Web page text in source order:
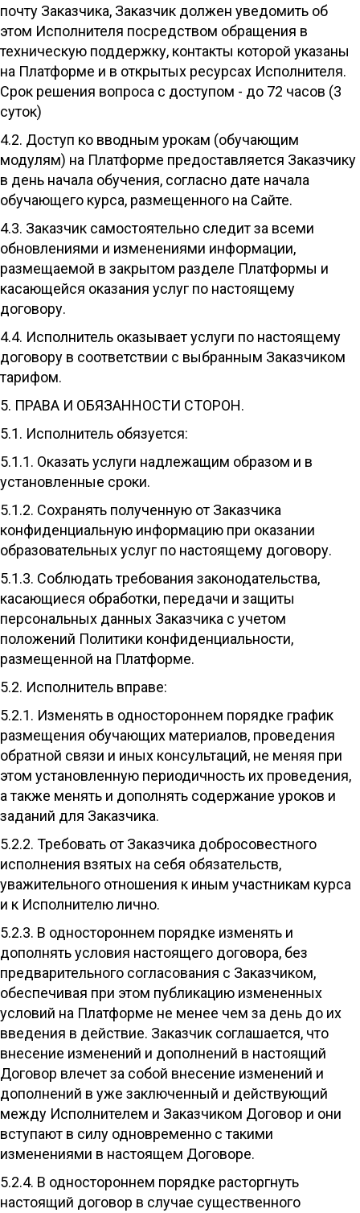
почту Заказчика, Заказчик должен уведомить об
этом Исполнителя посредством обращения в
техническую поддержку, контакты которой указаны
на Платформе и в открытых ресурсах Исполнителя.
Срок решения вопроса с доступом - до 72 часов (3
суток)
4.2. Доступ ко вводным урокам (обучающим
модулям) на Платформе предоставляется Заказчику
в день начала обучения, согласно дате начала
обучающего курса, размещенного на Сайте.
4.3. Заказчик самостоятельно следит за всеми
обновлениями и изменениями информации,
размещаемой в закрытом разделе Платформы и
касающейся оказания услуг по настоящему
договору.
4.4. Исполнитель оказывает услуги по настоящему
договору в соответствии с выбранным Заказчиком
тарифом.
5. ПРАВА И ОБЯЗАННОСТИ СТОРОН.
5.1. Исполнитель обязуется:
5.1.1. Оказать услуги надлежащим образом и в
установленные сроки.
5.1.2. Сохранять полученную от Заказчика
конфиденциальную информацию при оказании
образовательных услуг по настоящему договору.
5.1.3. Соблюдать требования законодательства,
касающиеся обработки, передачи и защиты
персональных данных Заказчика с учетом
положений Политики конфиденциальности,
размещенной на Платформе.
5.2. Исполнитель вправе:
5.2.1. Изменять в одностороннем порядке график
размещения обучающих материалов, проведения
обратной связи и иных консультаций, не меняя при
этом установленную периодичность их проведения,
а также менять и дополнять содержание уроков и
заданий для Заказчика.
5.2.2. Требовать от Заказчика добросовестного
исполнения взятых на себя обязательств,
уважительного отношения к иным участникам курса
и к Исполнителю лично.
5.2.3. В одностороннем порядке изменять и
дополнять условия настоящего договора, без
предварительного согласования с Заказчиком,
обеспечивая при этом публикацию измененных
условий на Платформе не менее чем за день до их
введения в действие. Заказчик соглашается, что
внесение изменений и дополнений в настоящий
Договор влечет за собой внесение изменений и
дополнений в уже заключенный и действующий
между Исполнителем и Заказчиком Договор и они
вступают в силу одновременно с такими
изменениями в настоящем Договоре.
5.2.4. В одностороннем порядке расторгнуть
настоящий договор в случае существенного